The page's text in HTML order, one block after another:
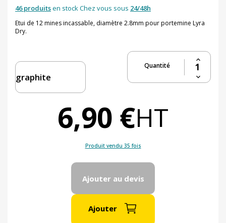
46 produitsen stock Chez vous sous 24/48h
Etui de 12 mines incassable, diamètre 2.8mm pour portemine Lyra
Dry.
Quantité
6,90 €HT
Produit vendu 35 fois
Ajouter au devis
Ajouter